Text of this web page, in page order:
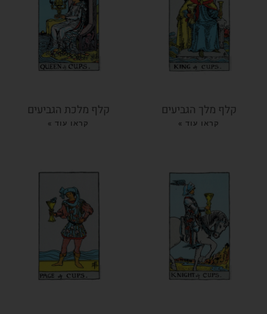
קלף מלך הגביעים
קראו עוד »
קלף מלכת הגביעים
קראו עוד »